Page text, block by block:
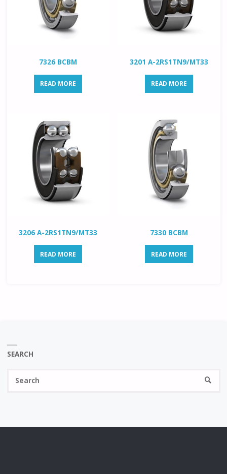
7326 BCBM
READ MORE
3201 A-2RS1TN9/MT33
READ MORE
3206 A-2RS1TN9/MT33
READ MORE
7330 BCBM
READ MORE
SEARCH